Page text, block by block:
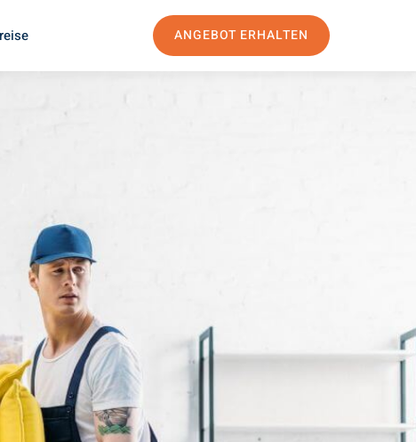
ANGEBOT ERHALTEN